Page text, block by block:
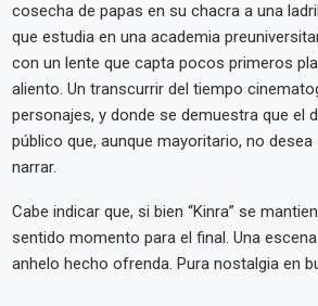
cosecha de papas en su chacra a una
que estudia en una academia
con un lente que capta pocos primeros
aliento. Un transcurrir del tiempo
personajes, y donde se demuestra que el
público que, aunque mayoritario, no
narrar.
Cabe indicar que, si bien “Kinra” se
sentido momento para el final. Una
anhelo hecho ofrenda. Pura nostalgia en